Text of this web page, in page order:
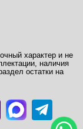
характер и не
наличия
остатки на